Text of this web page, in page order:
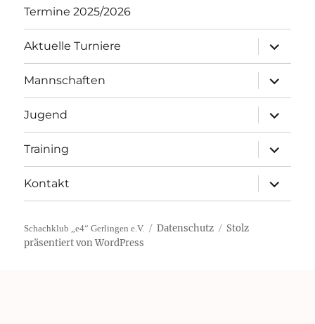
Termine 2025/2026
Aktuelle Turniere
öffnen
Mannschaften
öffnen
Jugend
öffnen
Training
öffnen
Kontakt
öffnen
Schachklub „e4“ Gerlingen e.V. Datenschutz
Stolz
präsentiert von WordPress